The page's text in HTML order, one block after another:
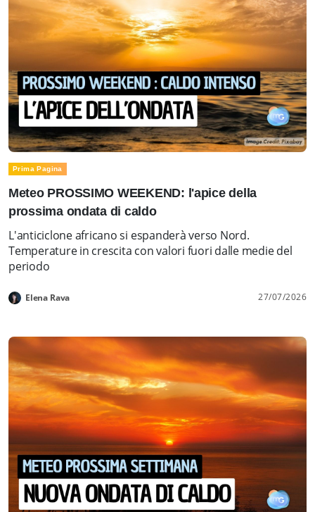
Prima Pagina
Meteo PROSSIMO WEEKEND: l'apice della
prossima ondata di caldo
L'anticiclone africano si espanderà verso Nord.
Temperature in crescita con valori fuori dalle medie del
periodo
Elena Rava 27/07/2026